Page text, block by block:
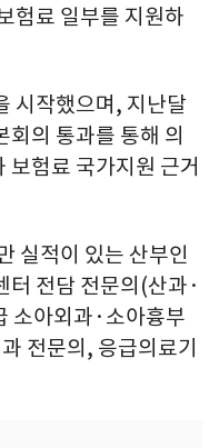
험료 일부를 지원하
시작했으며, 지난달
의 통과를 통해 의
보험료 국가지원 근거
실적이 있는 산부인
터 전담 전문의(산과·
소아외과·소아흉부
전문의, 응급의료기